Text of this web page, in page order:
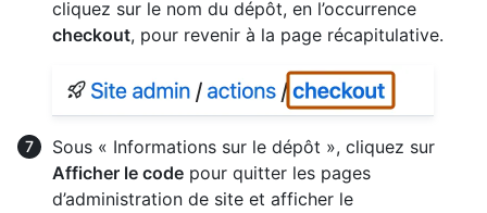
cliquez sur le nom du dépôt, en l’occurrence
checkout, pour revenir à la page récapitulative.
Sous « Informations sur le dépôt », cliquez sur
Afficher le code pour quitter les pages
d’administration de site et afficher le